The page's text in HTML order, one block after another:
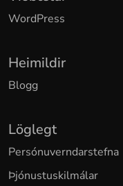
WordPress
Heimildir
Blogg
Löglegt
Persónuverndarstefna
Þjónustuskilmálar